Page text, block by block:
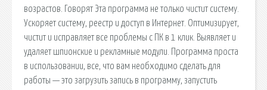
возрастов. Говорят Эта программа не только чистит систему.
Ускоряет систему, реестр и доступ в Интернет. Оптимизирует,
чистит и исправляет все проблемы с ПК в 1 клик. Выявляет и
удаляет шпионские и рекламные модули. Программа проста
в использовании, все, что вам необходимо сделать для
работы — это загрузить запись в программу, запустить